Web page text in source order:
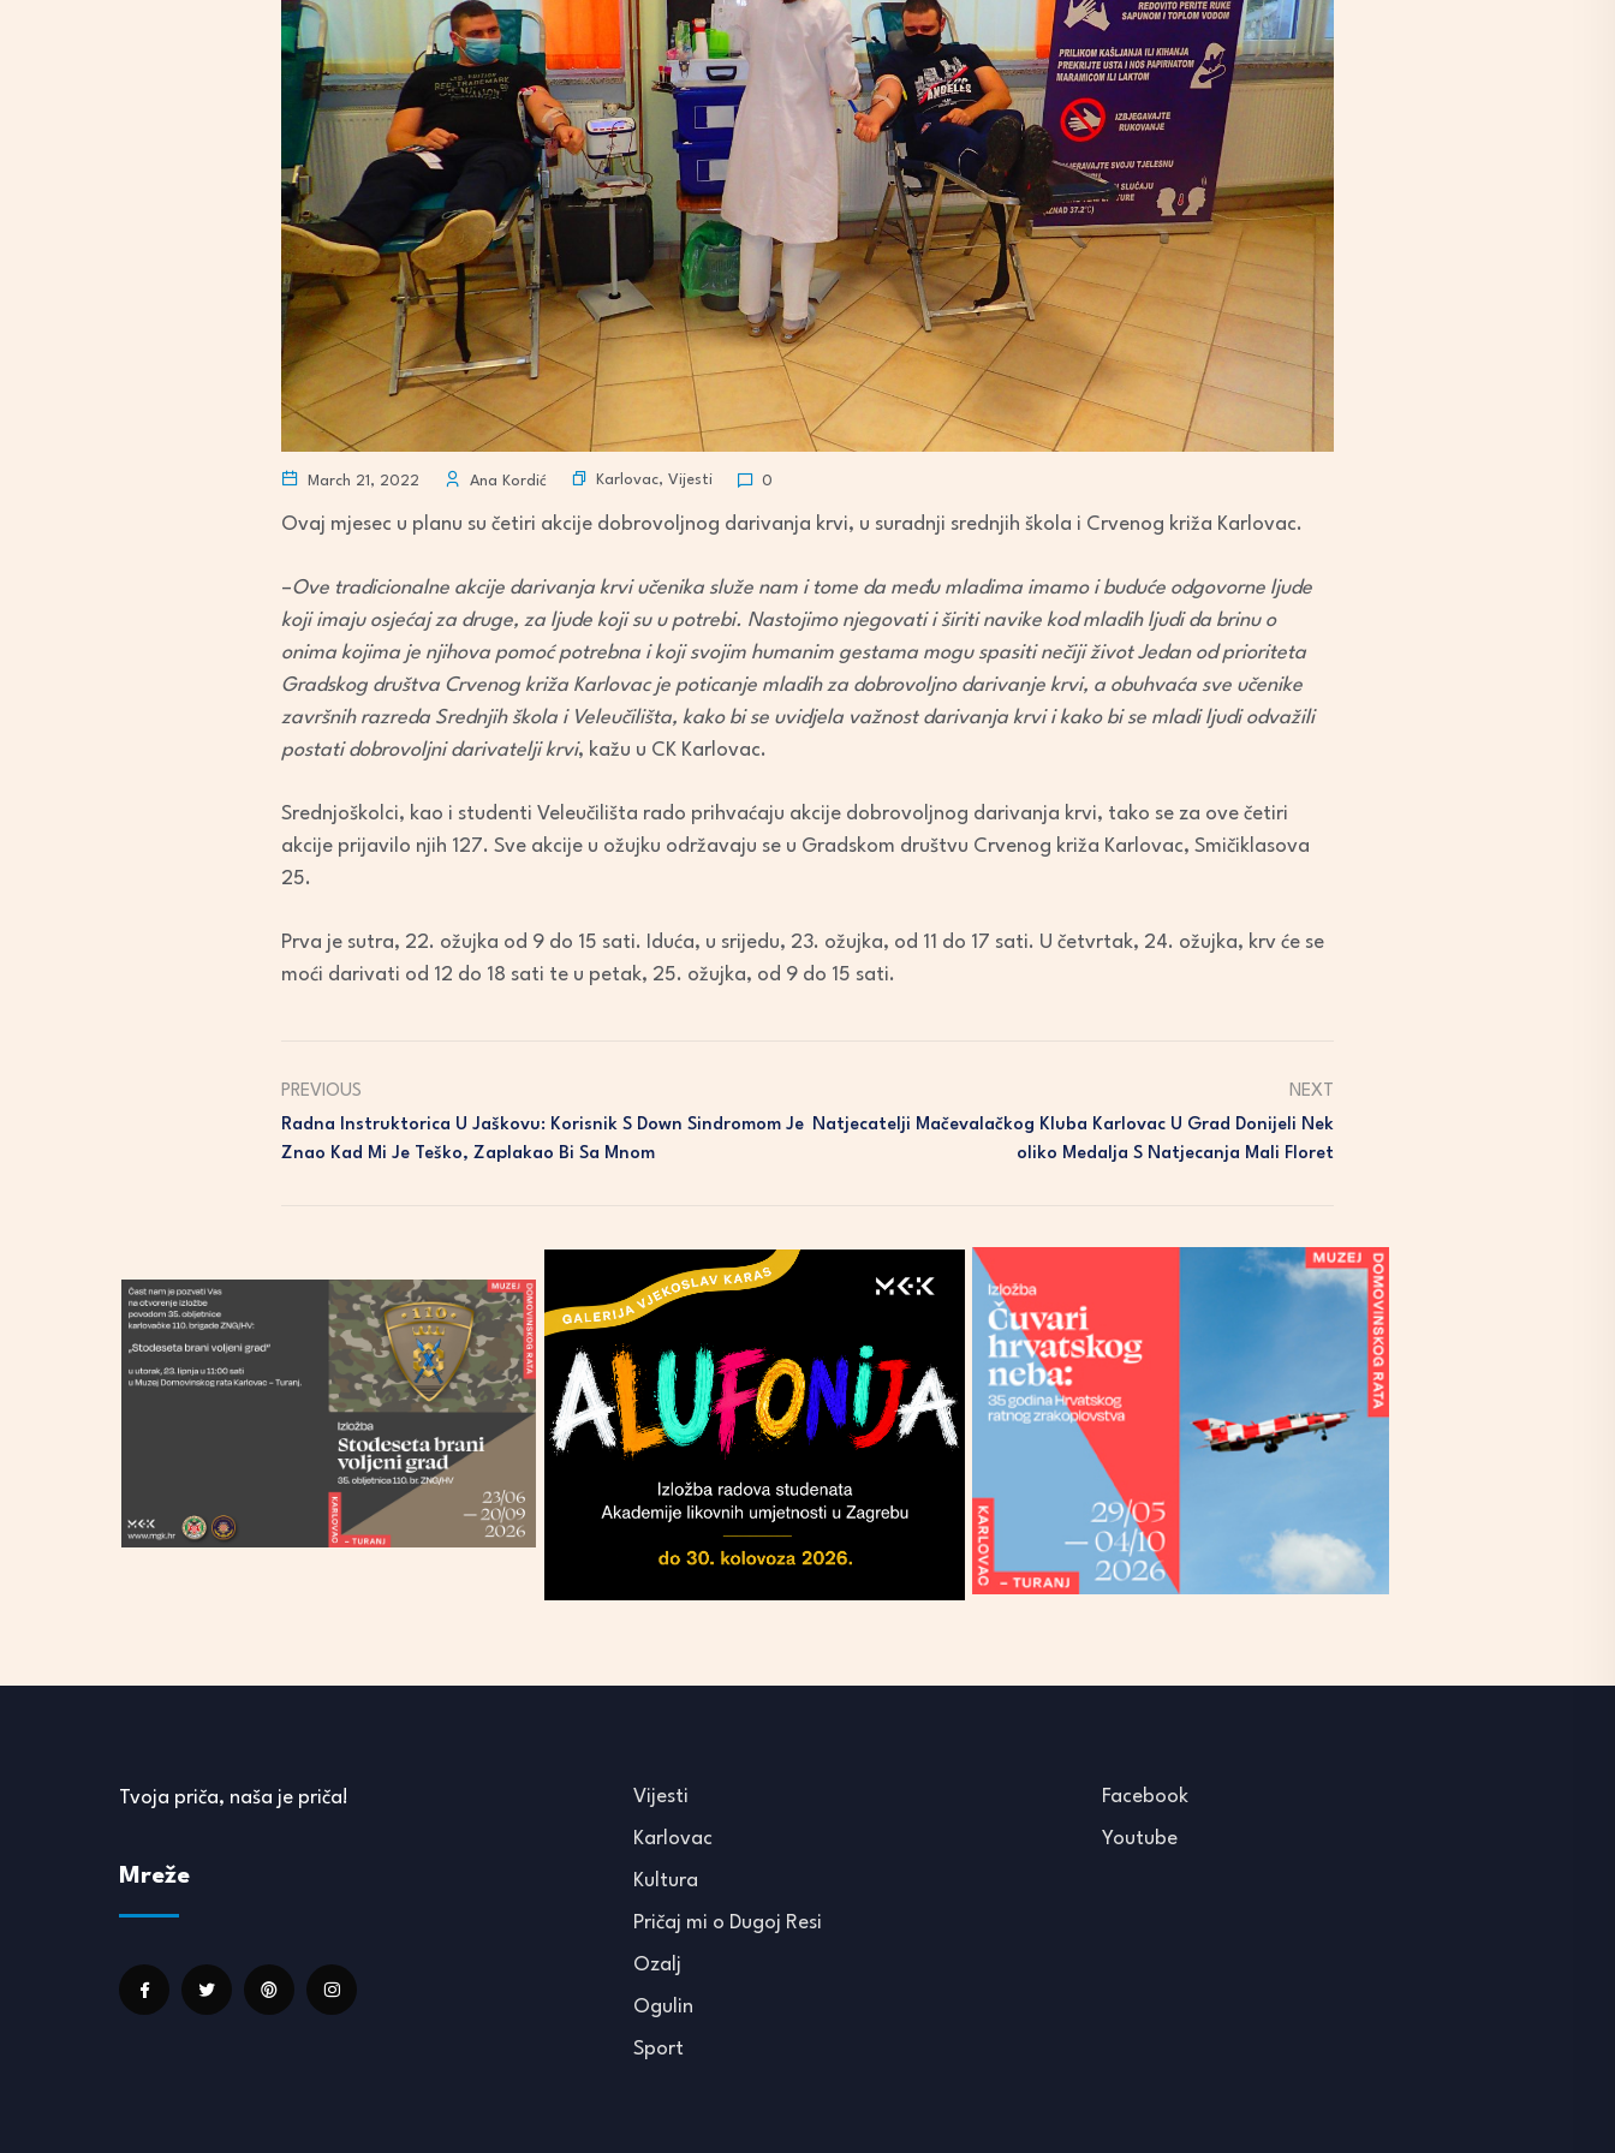
March 21, 2022 Ana Kordić Karlovac, Vijesti 0
Ovaj mjesec u planu su četiri akcije dobrovoljnog darivanja krvi, u suradnji srednjih škola i Crvenog križa Karlovac.
–Ove tradicionalne akcije darivanja krvi učenika služe nam i tome da među mladima imamo i buduće odgovorne ljude
koji imaju osjećaj za druge, za ljude koji su u potrebi. Nastojimo njegovati i širiti navike kod mladih ljudi da brinu o
onima kojima je njihova pomoć potrebna i koji svojim humanim gestama mogu spasiti nečiji život Jedan od prioriteta
Gradskog društva Crvenog križa Karlovac je poticanje mladih za dobrovoljno darivanje krvi, a obuhvaća sve učenike
završnih razreda Srednjih škola i Veleučilišta, kako bi se uvidjela važnost darivanja krvi i kako bi se mladi ljudi odvažili
postati dobrovoljni darivatelji krvi, kažu u CK Karlovac.
Srednjoškolci, kao i studenti Veleučilišta rado prihvaćaju akcije dobrovoljnog darivanja krvi, tako se za ove četiri
akcije prijavilo njih 127. Sve akcije u ožujku održavaju se u Gradskom društvu Crvenog križa Karlovac, Smičiklasova
25.
Prva je sutra, 22. ožujka od 9 do 15 sati. Iduća, u srijedu, 23. ožujka, od 11 do 17 sati. U četvrtak, 24. ožujka, krv će se
moći darivati od 12 do 18 sati te u petak, 25. ožujka, od 9 do 15 sati.
PREVIOUS
Radna Instruktorica U Jaškovu: Korisnik S Down Sindromom Je
Znao Kad Mi Je Teško, Zaplakao Bi Sa Mnom
NEXT
Natjecatelji Mačevalačkog Kluba Karlovac U Grad Donijeli Nek
Oliko Medalja S Natjecanja Mali Floret
Tvoja priča, naša je priča!
Mreže
Vijesti
Karlovac
Kultura
Pričaj mi o Dugoj Resi
Ozalj
Ogulin
Sport
Facebook
Youtube